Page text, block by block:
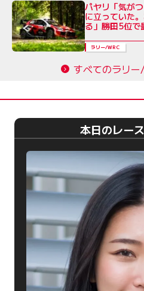
パヤリ「気が
に立っていた
る」勝田5位で
ラリー/WRC
すべてのラリ
本日のレー